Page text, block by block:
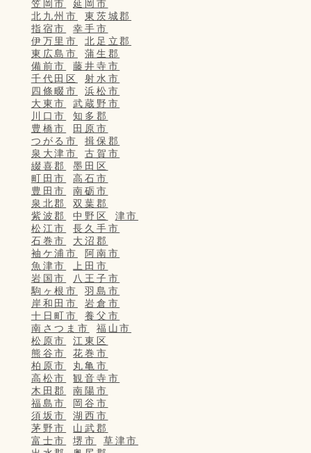
笠岡市
延岡市
北九州市
東茨城郡
指宿市
幸手市
伊万里市
北足立郡
東広島市
蒲生郡
備前市
藤井寺市
千代田区
射水市
四條畷市
浜松市
大東市
武蔵野市
川口市
知多郡
豊橋市
田原市
つがる市
揖保郡
泉大津市
古賀市
綴喜郡
墨田区
町田市
高石市
豊田市
南砺市
泉北郡
双葉郡
紫波郡
中野区
津市
松江市
長久手市
石巻市
大沼郡
袖ケ浦市
阿南市
魚津市
上田市
岩国市
八王子市
駒ヶ根市
羽島市
岸和田市
岩倉市
十日町市
養父市
南さつま市
福山市
松原市
江東区
熊谷市
花巻市
柏原市
丸亀市
高松市
観音寺市
木田郡
南陽市
福島市
岡谷市
須坂市
湖西市
茅野市
山武郡
富士市
堺市
草津市